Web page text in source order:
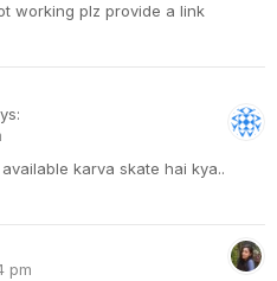
working plz provide a link
karva skate hai kya..
pm